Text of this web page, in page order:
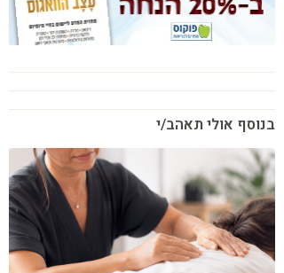
בנוסף אולי תאהב/י